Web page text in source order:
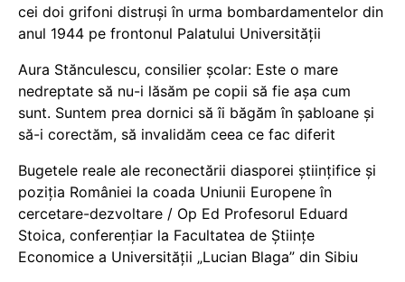
cei doi grifoni distruși în urma bombardamentelor din
anul 1944 pe frontonul Palatului Universității
Aura Stănculescu, consilier școlar: Este o mare
nedreptate să nu-i lăsăm pe copii să fie așa cum
sunt. Suntem prea dornici să îi băgăm în șabloane și
să-i corectăm, să invalidăm ceea ce fac diferit
Bugetele reale ale reconectării diasporei științifice și
poziția României la coada Uniunii Europene în
cercetare-dezvoltare / Op Ed Profesorul Eduard
Stoica, conferențiar la Facultatea de Științe
Economice a Universității „Lucian Blaga” din Sibiu